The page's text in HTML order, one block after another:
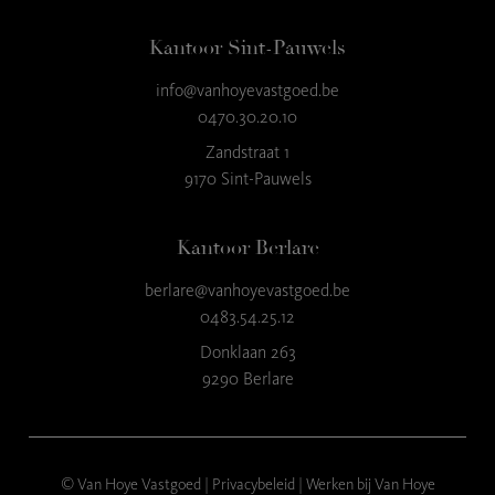
Kantoor Sint-Pauwels
info@vanhoyevastgoed.be
0470.30.20.10
Zandstraat 1
9170 Sint-Pauwels
Kantoor Berlare
berlare@vanhoyevastgoed.be
0483.54.25.12
Donklaan 263
9290 Berlare
© Van Hoye Vastgoed | Privacybeleid| Werken bij Van Hoye